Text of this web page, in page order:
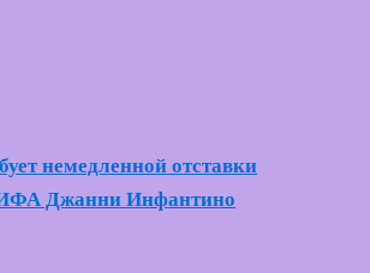
немедленной отставки
Джанни Инфантино